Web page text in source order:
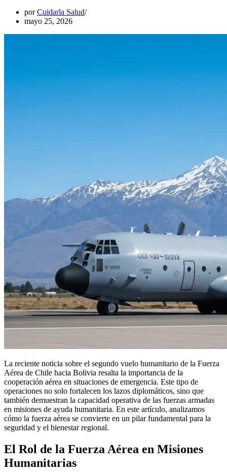
porCuidarla Salud
mayo 25, 2026
La reciente noticia sobre el segundo vuelo humanitario de la Fuerza
Aérea de Chile hacia Bolivia resalta la importancia de la
cooperación aérea en situaciones de emergencia. Este tipo de
operaciones no solo fortalecen los lazos diplomáticos, sino que
también demuestran la capacidad operativa de las fuerzas armadas
en misiones de ayuda humanitaria. En este artículo, analizamos
cómo la fuerza aérea se convierte en un pilar fundamental para la
seguridad y el bienestar regional.
El Rol de la Fuerza Aérea en Misiones
Humanitarias